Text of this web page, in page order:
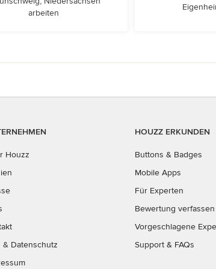
arbeiten
Houzz
& Datenschutz
HOUZZ ERKUNDEN
Buttons & Badges
Mobile Apps
Für Experten
Bewertung verfassen
Vorgeschlagene
Support & FAQs